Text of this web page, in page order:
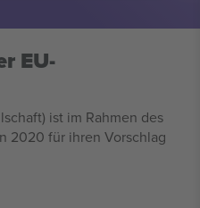
EU-
ist im Rahmen des
2020 für ihren Vorschlag